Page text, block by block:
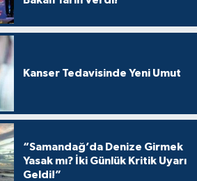
Kanser Tedavisinde Yeni Umut
“Samandağ’da Denize Girmek
Yasak mı? İki Günlük Kritik Uyarı
Geldi!”